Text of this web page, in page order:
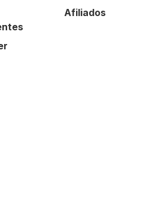
Afiliados